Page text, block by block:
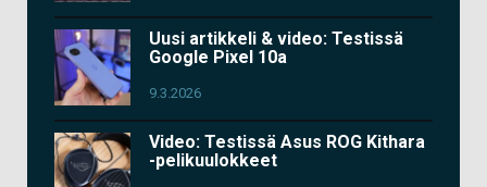
Uusi artikkeli & video: Testissä
Google Pixel 10a
9.3.2026
Video: Testissä Asus ROG Kithara
-pelikuulokkeet